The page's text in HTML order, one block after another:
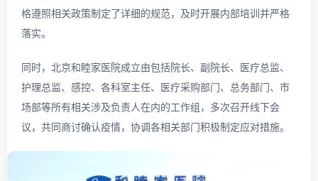
格遵照相关政策制定了详细的规范，及时开展内部培训并严格
落实。
同时，北京和睦家医院成立由包括院长、副院长、医疗总监、
护理总监、感控、各科室主任、医疗采购部门、总务部门、市
场部等所有相关涉及负责人在内的工作组，多次召开线下会
议，共同商讨确认疫情，协调各相关部门积极制定应对措施。